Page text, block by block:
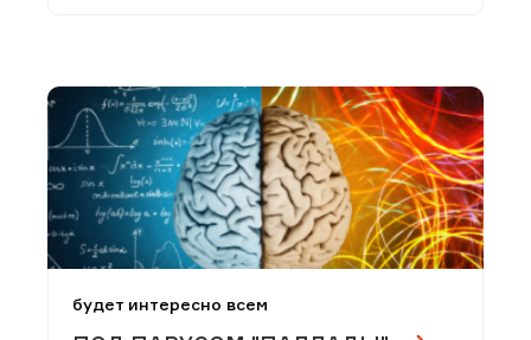
будет интересно всем